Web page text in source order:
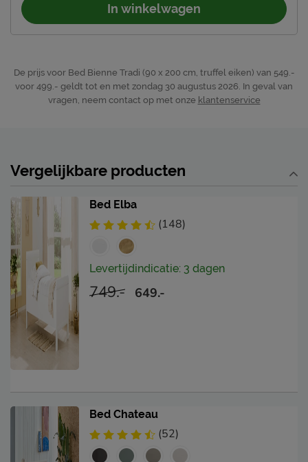
In winkelwagen
De prijs voor Bed Bienne Tradi (90 x 200 cm, truffel eiken) van 549.-
voor 499.- geldt tot en met zondag 30 augustus 2026. In geval van
vragen, neem contact op met onze klantenservice
Vergelijkbare producten
Bed Elba
(148)
Levertijdindicatie: 3 dagen
749.- 649.-
Bed Chateau
(52)